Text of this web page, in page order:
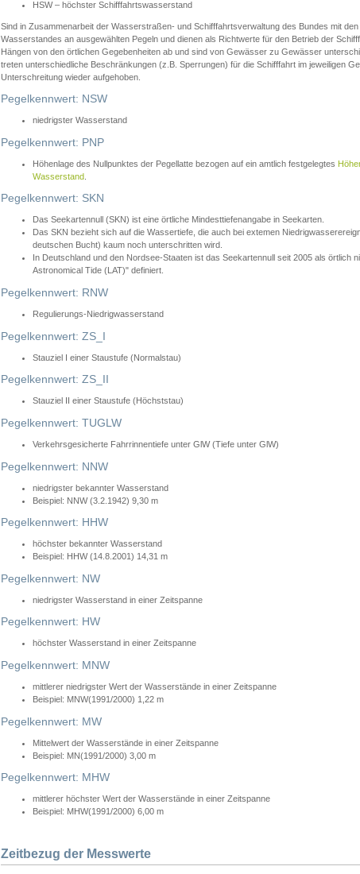
HSW – höchster Schifffahrtswasserstand
Sind in Zusammenarbeit der Wasserstraßen- und Schifffahrtsverwaltung des Bundes mit
Wasserstandes an ausgewählten Pegeln und dienen als Richtwerte für den Betrieb der
Hängen von den örtlichen Gegebenheiten ab und sind von Gewässer zu Gewässer
treten unterschiedliche Beschränkungen (z.B. Sperrungen) für die Schifffahrt im jeweiligen
Unterschreitung wieder aufgehoben.
Pegelkennwert: NSW
niedrigster Wasserstand
Pegelkennwert: PNP
Höhenlage des Nullpunktes der Pegellatte bezogen auf ein amtlich festgelegtes
Wasserstand
Pegelkennwert: SKN
Das Seekartennull (SKN) ist eine örtliche Mindesttiefenangabe in Seekarten.
Das SKN bezieht sich auf die Wassertiefe, die auch bei extemen
deutschen Bucht) kaum noch unterschritten wird.
In Deutschland und den Nordsee-Staaten ist das Seekartennull seit 2005 als
Astronomical Tide (LAT)" definiert.
Pegelkennwert: RNW
Regulierungs-Niedrigwasserstand
Pegelkennwert: ZS_I
Stauziel I einer Staustufe (Normalstau)
Pegelkennwert: ZS_II
Stauziel II einer Staustufe (Höchststau)
Pegelkennwert: TUGLW
Verkehrsgesicherte Fahrrinnentiefe unter GlW (Tiefe unter GlW)
Pegelkennwert: NNW
niedrigster bekannter Wasserstand
Beispiel: NNW (3.2.1942) 9,30 m
Pegelkennwert: HHW
höchster bekannter Wasserstand
Beispiel: HHW (14.8.2001) 14,31 m
Pegelkennwert: NW
niedrigster Wasserstand in einer Zeitspanne
Pegelkennwert: HW
höchster Wasserstand in einer Zeitspanne
Pegelkennwert: MNW
mittlerer niedrigster Wert der Wasserstände in einer Zeitspanne
Beispiel: MNW(1991/2000) 1,22 m
Pegelkennwert: MW
Mittelwert der Wasserstände in einer Zeitspanne
Beispiel: MN(1991/2000) 3,00 m
Pegelkennwert: MHW
mittlerer höchster Wert der Wasserstände in einer Zeitspanne
Beispiel: MHW(1991/2000) 6,00 m
Zeitbezug der Messwerte